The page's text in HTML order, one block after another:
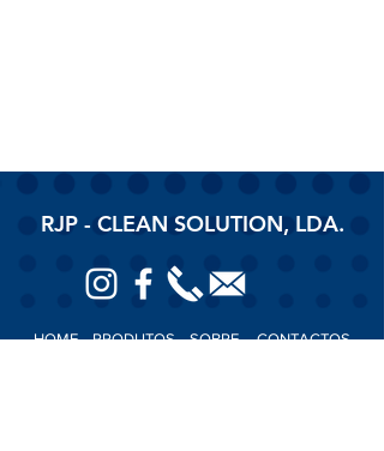
RJP - CLEAN SOLUTION, LDA.
HOMEPRODUTOSSOBRE CONTACTOS